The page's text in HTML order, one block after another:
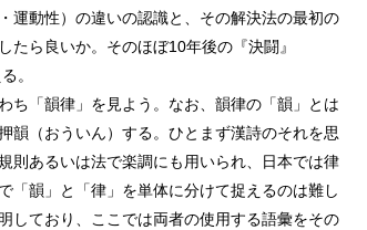
運動性）の違いの認識と、その解決法の最初の
ら良いか。そのほぼ10年後の『決闘』
。
ち「韻律」を見よう。なお、韻律の「韻」とは
韻（おういん）する。ひとまず漢詩のそれを思
則あるいは法で楽調にも用いられ、日本では律
「韻」と「律」を単体に分けて捉えるのは難し
しており、ここでは両者の使用する語彙をその